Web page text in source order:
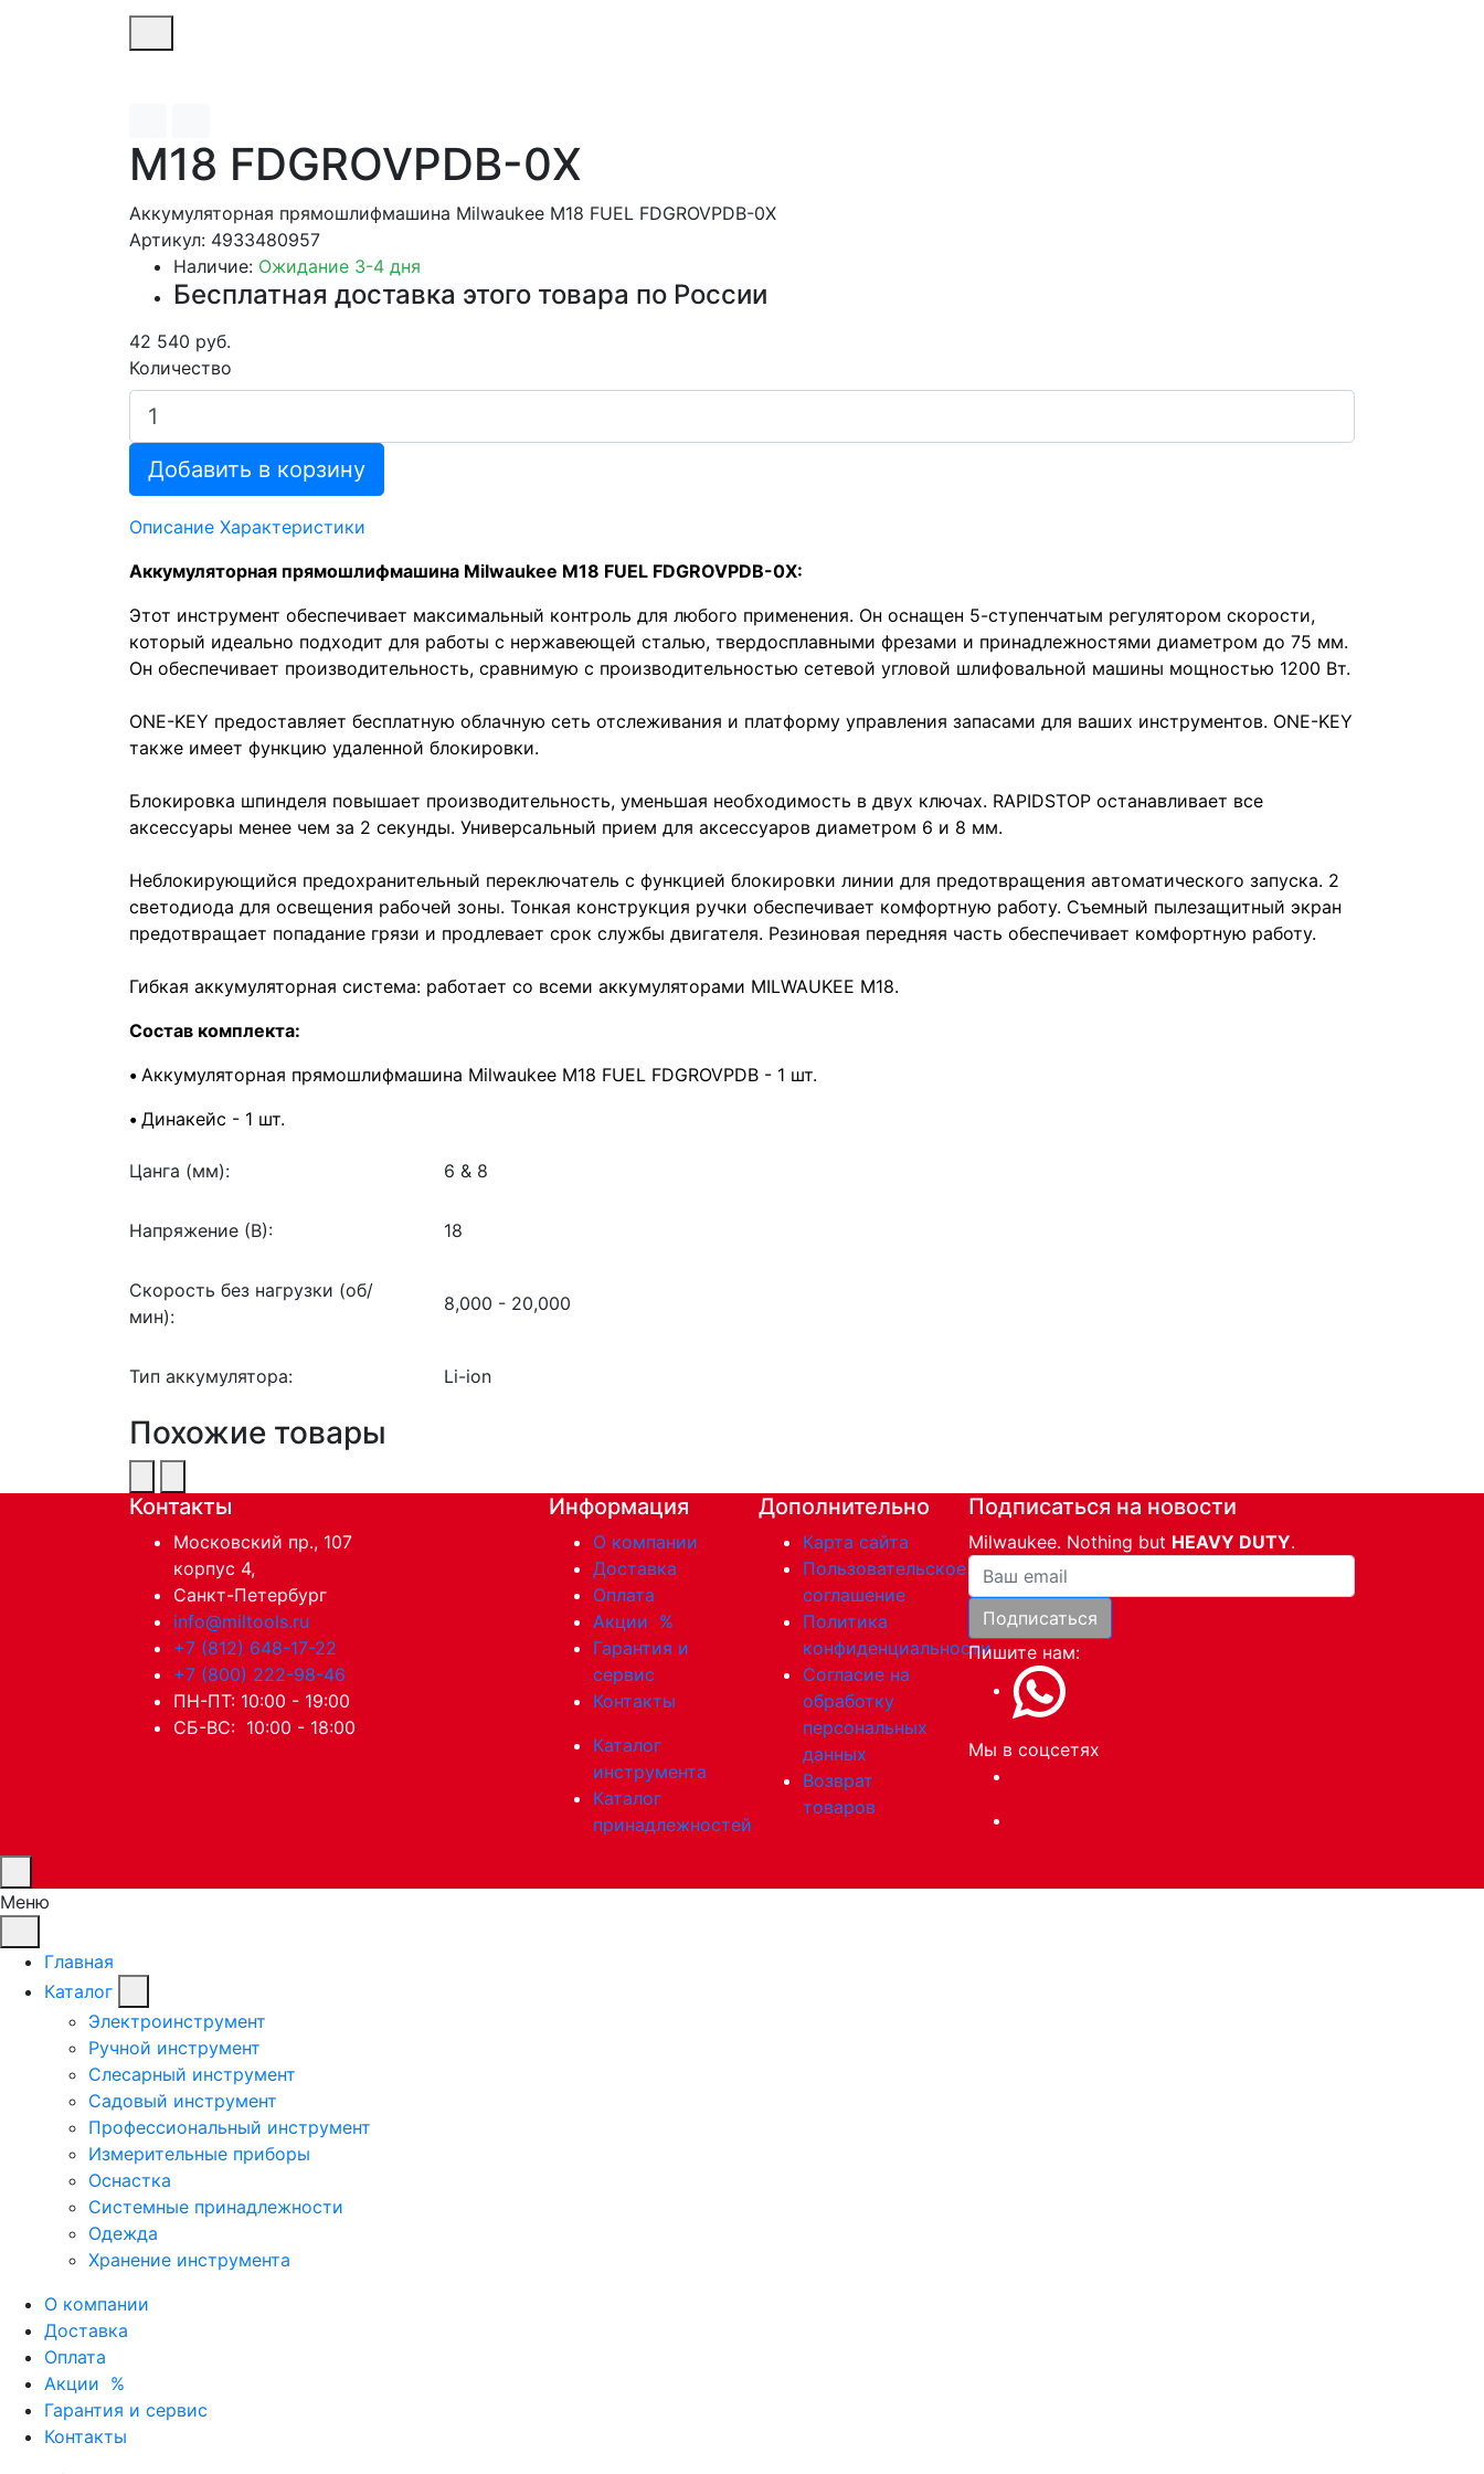
M18 FDGROVPDB-0X
Аккумуляторная прямошлифмашина Milwaukee M18 FUEL FDGROVPDB-0X
Артикул: 4933480957
Наличие: Ожидание 3-4 дня
Бесплатная доставка этого товара по России
42 540 руб.
Количество
Добавить в корзину
Описание Характеристики
Аккумуляторная прямошлифмашина Milwaukee M18 FUEL FDGROVPDB-0X:
Этот инструмент обеспечивает максимальный контроль для любого применения. Он оснащен 5-ступенчатым регулятором скорости,
который идеально подходит для работы с нержавеющей сталью, твердосплавными фрезами и принадлежностями диаметром до 75 мм.
Он обеспечивает производительность, сравнимую с производительностью сетевой угловой шлифовальной машины мощностью 1200 Вт.
ONE-KEY предоставляет бесплатную облачную сеть отслеживания и платформу управления запасами для ваших инструментов. ONE-KEY
также имеет функцию удаленной блокировки.
Блокировка шпинделя повышает производительность, уменьшая необходимость в двух ключах. RAPIDSTOP останавливает все
аксессуары менее чем за 2 секунды. Универсальный прием для аксессуаров диаметром 6 и 8 мм.
Неблокирующийся предохранительный переключатель с функцией блокировки линии для предотвращения автоматического запуска. 2
светодиода для освещения рабочей зоны. Тонкая конструкция ручки обеспечивает комфортную работу. Съемный пылезащитный экран
предотвращает попадание грязи и продлевает срок службы двигателя. Резиновая передняя часть обеспечивает комфортную работу.
Гибкая аккумуляторная система: работает со всеми аккумуляторами MILWAUKEE M18.
Состав комплекта:
• Аккумуляторная прямошлифмашина Milwaukee M18 FUEL FDGROVPDB - 1 шт.
• Динакейс - 1 шт.
Цанга (мм): 6 & 8
Напряжение (В): 18
Скорость без нагрузки (об/
мин):
8,000 - 20,000
Тип аккумулятора: Li-ion
Похожие товары
Контакты
Московский пр., 107
корпус 4,
Санкт-Петербург
info@miltools.ru
+7 (812) 648-17-22
+7 (800) 222-98-46
ПН-ПТ: 10:00 - 19:00
СБ-ВС: 10:00 - 18:00
Информация
О компании
Доставка
Оплата
Акции %
Гарантия и
сервис
Контакты
Каталог
инструмента
Каталог
принадлежностей
Дополнительно
Карта сайта
Пользовательское
соглашение
Политика
конфиденциальности
Согласие на
обработку
персональных
данных
Возврат
товаров
Подписаться на новости
Milwaukee. Nothing but HEAVY DUTY.
Ваша почта
Подписаться
Пишите нам:
Мы в соцсетях
Меню
Главная
Каталог
Электроинструмент
Ручной инструмент
Слесарный инструмент
Садовый инструмент
Профессиональный инструмент
Измерительные приборы
Оснастка
Системные принадлежности
Одежда
Хранение инструмента
О компании
Доставка
Оплата
Акции %
Гарантия и сервис
Контакты